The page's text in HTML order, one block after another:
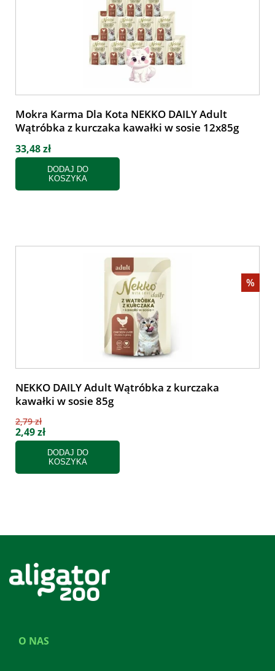
Mokra Karma Dla Kota NEKKO DAILY Adult
Wątróbka z kurczaka kawałki w sosie 12x85g
33,48 zł
DODAJ DO
KOSZYKA
%
NEKKO DAILY Adult Wątróbka z kurczaka
kawałki w sosie 85g
2,79 zł
2,49 zł
DODAJ DO
KOSZYKA
O NAS